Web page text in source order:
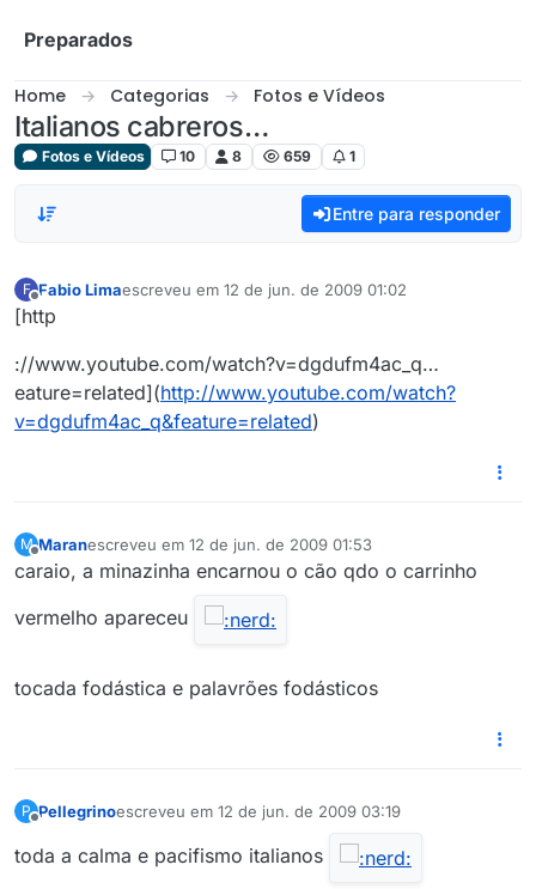
Preparados
Home Categorias Fotos e Vídeos
Italianos cabreros…
Fotos e Vídeos 10 8 659 1
Entre para responder
F
Offline
Fabio Limaescreveu em 12 de jun. de 2009 01:02
última edição por
[http
://www.youtube.com/watch?v=dgdufm4ac_q…
eature=related](http://www.youtube.com/watch?
v=dgdufm4ac_q&feature=related)
M
Offline
Maranescreveu em 12 de jun. de 2009 01:53
última edição por
caraio, a minazinha encarnou o cão qdo o carrinho
vermelho apareceu
tocada fodástica e palavrões fodásticos
P Pellegrinoescreveu em 12 de jun. de 2009 03:19
última edição por
toda a calma e pacifismo italianos